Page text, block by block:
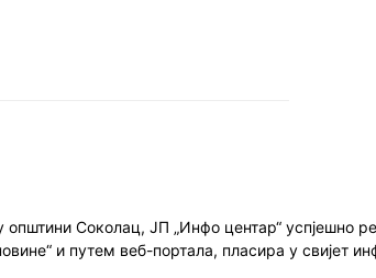
Соколац, ЈП „Инфо центар“ успјешно
и путем веб-портала, пласира у свијет